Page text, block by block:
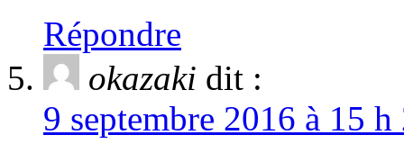
Répondre
okazaki dit :
9 septembre 2016 à 15